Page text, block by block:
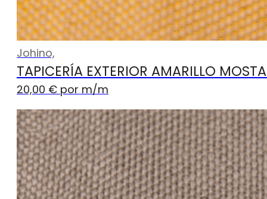
Johino,
TAPICERÍA EXTERIOR AMARILLO
20,00 € por m/m